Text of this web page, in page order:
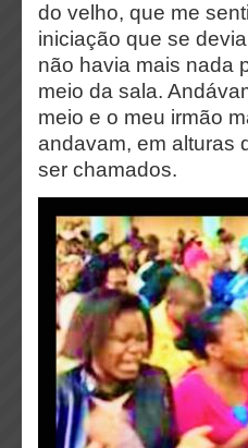
do velho, que me
iniciação que se
não havia mais nada
meio da sala.
meio e o meu irmão
andavam, em alturas
ser chamados.